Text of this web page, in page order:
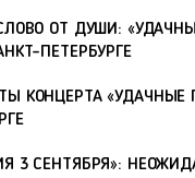
ОТ ДУШИ:
ПЕТЕРБУРГЕ
КОНЦЕРТА «УДАЧНЫЕ
3 СЕНТЯБРЯ»: